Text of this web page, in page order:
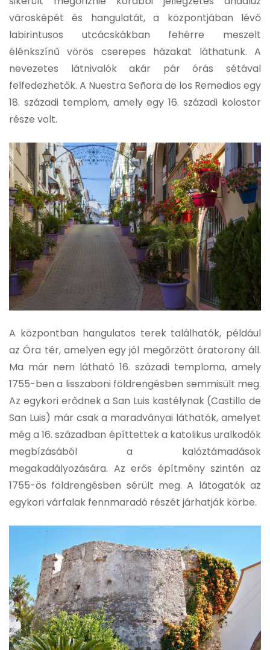
városképét és hangulatát, a központjában lévő
labirintusos utcácskákban fehérre meszelt
élénkszínű vörös cserepes házakat láthatunk. A
nevezetes látnivalók akár pár órás sétával
felfedezhetők. A Nuestra Señora de los Remedios egy
18. századi templom, amely egy 16. századi kolostor
része volt.
A központban hangulatos terek találhatók, például
az Óra tér, amelyen egy jól megőrzött óratorony áll.
Ma már nem látható 16. századi temploma, amely
1755-ben a lisszaboni földrengésben semmisült meg.
Az egykori erődnek a San Luis kastélynak (Castillo de
San Luis) már csak a maradványai láthatók, amelyet
még a 16. században építtettek a katolikus uralkodók
megbízásából a kalóztámadások
megakadályozására. Az erős építmény szintén az
1755-ös földrengésben sérült meg. A látogatók az
egykori várfalak fennmaradó részét járhatják körbe.